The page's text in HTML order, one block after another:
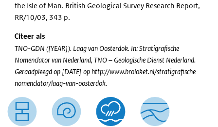
the Isle of Man. British Geological Survey Research Report,
RR/10/03, 343 p.
Citeer als
TNO-GDN ([YEAR]). Laag van Oosterdok. In: Stratigrafische
Nomenclator van Nederland, TNO – Geologische Dienst Nederland.
Geraadpleegd op [DATE] op http://www.broloket.nl/stratigrafische-
nomenclator/laag-van-oosterdok.